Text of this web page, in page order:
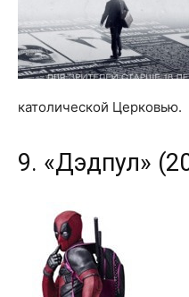
католической Церковью.
9. «Дэдпул»